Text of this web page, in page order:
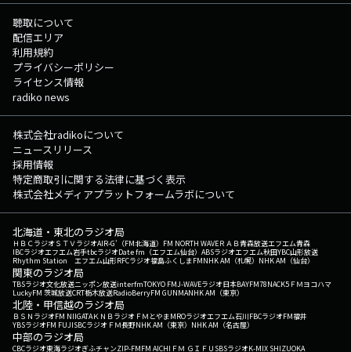
聴取について
配信エリア
利用規約
プライバシーポリシー
ライセンス情報
radiko news
株式会社radikoについて
ニュースリリース
採用情報
特定商取引に関する法律に基づく表示
株式会社メディアプラットフォームラボについて
北海道・東北のラジオ局
ＨＢＣラジオＳＴＶラジオAIR-G'（FM北海道） FM NORTH WAVEＲＡＢ青森放送エフエム青森
IBCラジオエフエム岩手tbcラジオDate fm（エフエム仙台） ABSラジオエフエム秋田YBC山形放送
Rhythm Station エフエム山形RFCラジオ福島ふくしまFMNHK AM（札幌） NHK AM（仙台）
関東のラジオ局
TBSラジオ文化放送ニッポン放送interfmTOKYO FMJ-WAVEラジオ日本BAYFM78NACK5 ＦＭヨコハマ
LuckyFM 茨城放送CRT栃木放送RadioBerryFM GUNMANHK AM（東京）
北陸・甲信越のラジオ局
ＢＳＮラジオFM NIIGATAＫＮＢラジオ ＦＭとやまMROラジオエフエム石川FBCラジオFM福井
YBSラジオFM FUJISBCラジオ ＦＭ長野NHK AM（東京） NHK AM（名古屋）
中部のラジオ局
CBCラジオ東海ラジオぎふチャンZIP-FMFM AICHI ＦＭ ＧＩＦＵ SBSラジオK-MIX SHIZUOKA